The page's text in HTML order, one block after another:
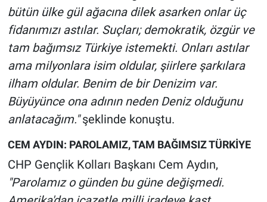
bütün ülke gül ağacına dilek asarken onlar üç
fidanımızı astılar. Suçları; demokratik, özgür ve
tam bağımsız Türkiye istemekti. Onları astılar
ama milyonlara isim oldular, şiirlere şarkılara
ilham oldular. Benim de bir Denizim var.
Büyüyünce ona adının neden Deniz olduğunu
anlatacağım."şeklinde konuştu.
CEM AYDIN: PAROLAMIZ, TAM BAĞIMSIZ TÜRKİYE
CHP Gençlik Kolları Başkanı Cem Aydın,
"Parolamız o günden bu güne değişmedi.